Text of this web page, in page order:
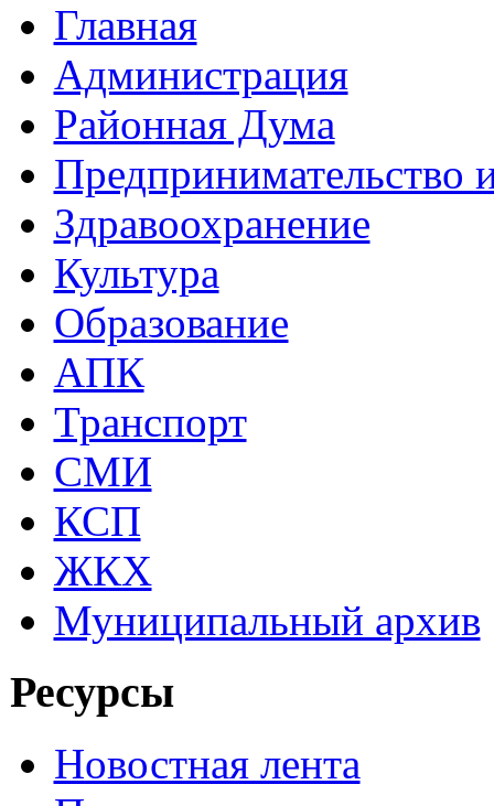
Главная
Администрация
Районная Дума
Предпринимательство
Здравоохранение
Культура
Образование
АПК
Транспорт
СМИ
КСП
ЖКХ
Муниципальный архив
Ресурсы
Новостная лента